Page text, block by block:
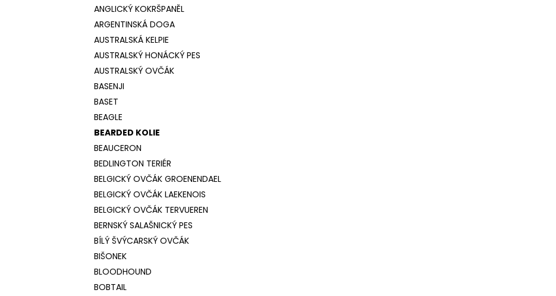
ANGLICKÝ KOKRŠPANĚL
ARGENTINSKÁ DOGA
AUSTRALSKÁ KELPIE
AUSTRALSKÝ HONÁCKÝ PES
AUSTRALSKÝ OVČÁK
BASENJI
BASET
BEAGLE
BEARDED KOLIE
BEAUCERON
BEDLINGTON TERIÉR
BELGICKÝ OVČÁK GROENENDAEL
BELGICKÝ OVČÁK LAEKENOIS
BELGICKÝ OVČÁK TERVUEREN
BERNSKÝ SALAŠNICKÝ PES
BÍLÝ ŠVÝCARSKÝ OVČÁK
BIŠONEK
BLOODHOUND
BOBTAIL